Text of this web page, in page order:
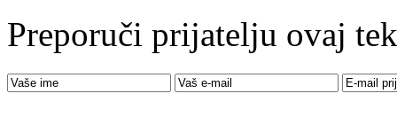
Preporuči prijatelju ovaj